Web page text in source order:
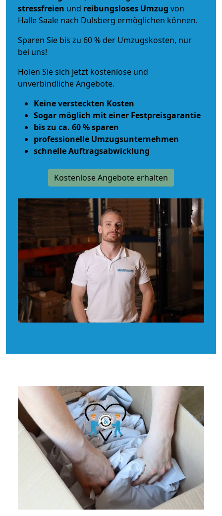
stressfreien und reibungsloses Umzug von
Halle Saale nach Dulsberg ermöglichen können.
Sparen Sie bis zu 60 % der Umzugskosten, nur
bei uns!
Holen Sie sich jetzt kostenlose und
unverbindliche Angebote.
Keine versteckten Kosten
Sogar möglich mit einer Festpreisgarantie
bis zu ca. 60 % sparen
professionelle Umzugsunternehmen
schnelle Auftragsabwicklung
Kostenlose Angebote erhalten